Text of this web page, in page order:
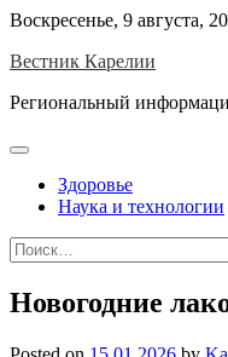
Skip
content
Воскресенье, 9 августа,
Вестник Карелии
Региональный
Здоровье
Наука и технологии
Найти:
Новогодние